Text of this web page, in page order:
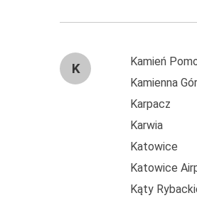
K
Kamień
Kamienna
Karpacz
Karwia
Katowice
Katowice
Kąty